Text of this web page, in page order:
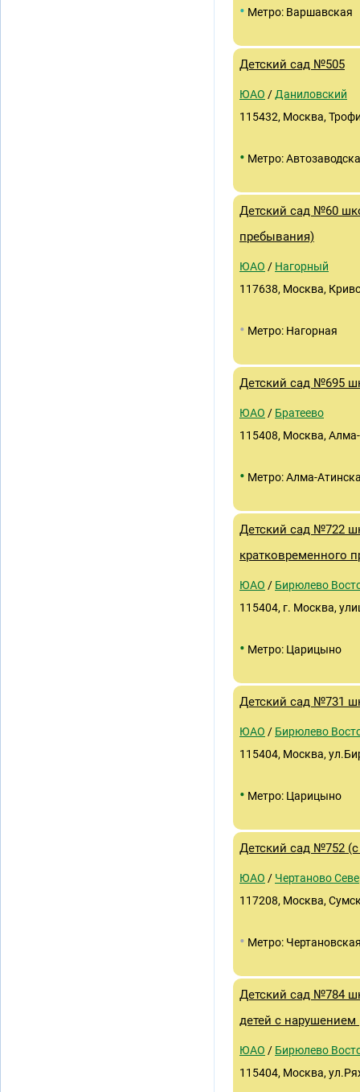
• Метро: Варшавская
Детский сад №505
ЮАО / Даниловский
115432, Москва,
• Метро:
Детский сад №60
пребывания)
ЮАО / Нагорный
117638, Москва,
• Метро: Нагорная
Детский сад №695
ЮАО / Братеево
115408, Москва,
• Метро: Алма-
Детский сад №722
кратковременного
ЮАО / Бирюлево
115404, г. Москва,
• Метро: Царицыно
Детский сад №731
ЮАО / Бирюлево
115404, Москва,
• Метро: Царицыно
Детский сад №752
ЮАО / Чертаново
117208, Москва,
• Метро:
Детский сад №784
детей с нарушением
ЮАО / Бирюлево
115404, Москва,